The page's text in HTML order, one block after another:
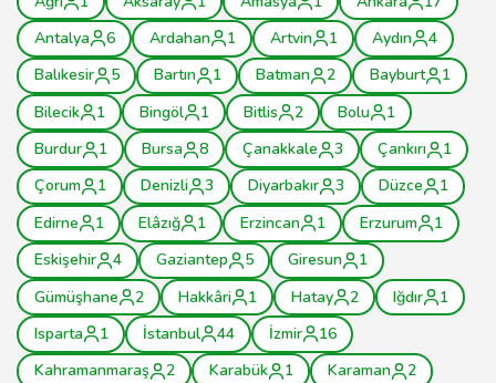
Antalya
6 Ardahan 1 Artvin 1 Aydın
4
Balıkesir
5 Bartın 1 Batman 2 Bayburt
1
Bilecik
1 Bingöl 1 Bitlis 2 Bolu
1
Burdur
1 Bursa 8 Çanakkale 3 Çankırı
1
Çorum
1 Denizli 3 Diyarbakır 3 Düzce
1
Edirne
1 Elâzığ 1 Erzincan 1 Erzurum
1
Eskişehir
4 Gaziantep 5 Giresun
1
Gümüşhane
2 Hakkâri 1 Hatay 2 Iğdır
1
Isparta
1 İstanbul 44 İzmir
16
Kahramanmaraş
2 Karabük 1 Karaman
2